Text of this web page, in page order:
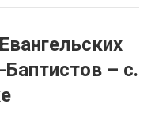
Баптистов – с.